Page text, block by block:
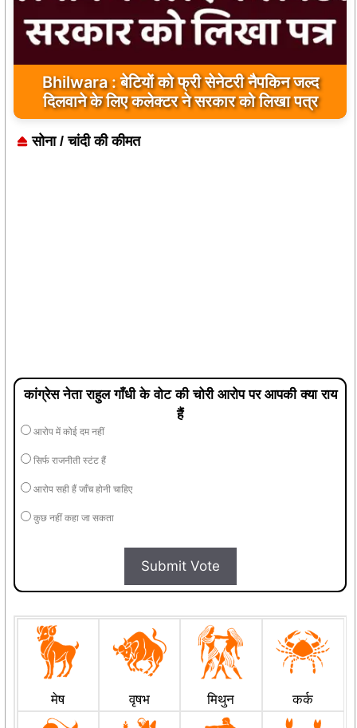
Bhilwara : बेटियों को फ्री सेनेटरी नैपकिन जल्द
दिलवाने के लिए कलेक्टर ने सरकार को लिखा पत्र
सोना / चांदी की कीमत
कांग्रेस नेता राहुल गाँधी के वोट की चोरी आरोप पर आपकी क्या राय
हैं
आरोप में कोई दम नहीं
सिर्फ राजनीती स्टंट हैं
आरोप सही हैं जाँच होनी चाहिए
कुछ नहीं कहा जा सकता
Submit Vote
मेष वृषभ मिथुन कर्क